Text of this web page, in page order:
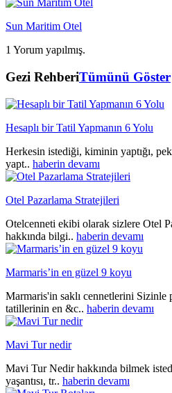
Sun Maritim Otel
1 Yorum yapılmış.
Gezi RehberiTümünü Göster
Hesaplı bir Tatil Yapmanın 6 Yolu
Herkesin istediği, kiminin yaptığı,
yapt.. haberin devamı
Otel Pazarlama Stratejileri
Otelcenneti ekibi olarak sizlere Otel
hakkında bilgi.. haberin devamı
Marmaris’in en güzel 9 koyu
Marmaris'in saklı cennetlerini Sizinle
tatillerinin en &c.. haberin devamı
Mavi Tur nedir
Mavi Tur Nedir hakkında bilmek
yaşantısı, tr.. haberin devamı